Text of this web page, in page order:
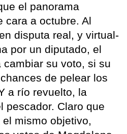
el panorama
cara a octubre. Al
disputa real, y virtual-
por un diputado, el
su voto, si su
de pelear los
a río revuelto, la
pescador. Claro que
mismo objetivo,